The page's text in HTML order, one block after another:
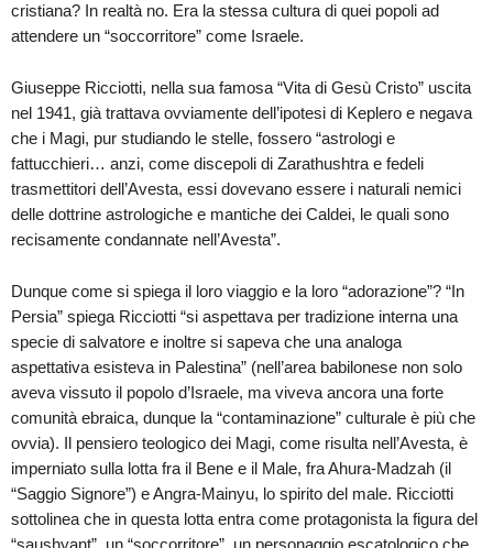
cristiana? In realtà no. Era la stessa cultura di quei popoli ad
attendere un “soccorritore” come Israele.
Giuseppe Ricciotti, nella sua famosa “Vita di Gesù Cristo” uscita
nel 1941, già trattava ovviamente dell’ipotesi di Keplero e negava
che i Magi, pur studiando le stelle, fossero “astrologi e
fattucchieri… anzi, come discepoli di Zarathushtra e fedeli
trasmettitori dell’Avesta, essi dovevano essere i naturali nemici
delle dottrine astrologiche e mantiche dei Caldei, le quali sono
recisamente condannate nell’Avesta”.
Dunque come si spiega il loro viaggio e la loro “adorazione”? “In
Persia” spiega Ricciotti “si aspettava per tradizione interna una
specie di salvatore e inoltre si sapeva che una analoga
aspettativa esisteva in Palestina” (nell’area babilonese non solo
aveva vissuto il popolo d’Israele, ma viveva ancora una forte
comunità ebraica, dunque la “contaminazione” culturale è più che
ovvia). Il pensiero teologico dei Magi, come risulta nell’Avesta, è
imperniato sulla lotta fra il Bene e il Male, fra Ahura-Madzah (il
“Saggio Signore”) e Angra-Mainyu, lo spirito del male. Ricciotti
sottolinea che in questa lotta entra come protagonista la figura del
“saushyant”, un “soccorritore”, un personaggio escatologico che